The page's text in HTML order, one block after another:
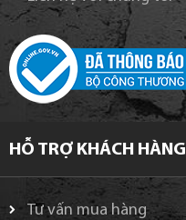
HỖ TRỢ KHÁCH HÀNG
Tư vấn mua hàng